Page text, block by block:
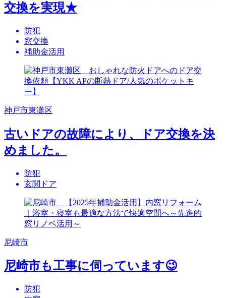
交換を実現★
防犯
窓交換
補助金活用
神戸市東灘区
古いドアの故障により、ドア交換を決
めました。
防犯
玄関ドア
尼崎市
尼崎市も工事に伺っています😉
防犯